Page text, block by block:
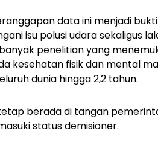
data ini menjadi
isu polusi udara sekaligus
penelitian yang
kesehatan fisik dan mental
dunia hingga 2,2 tahun.
berada di tangan
status demisioner.